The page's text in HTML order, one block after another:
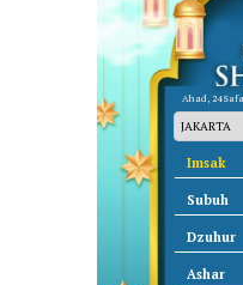
Ahad, 24
Imsak
Subuh
Dzuhur
Ashar